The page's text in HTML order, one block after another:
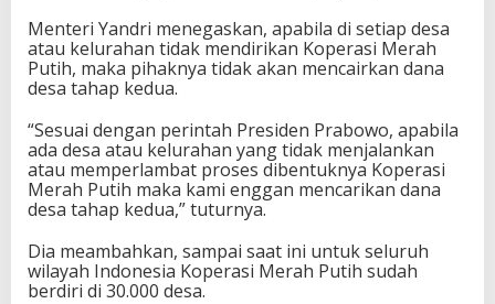
Menteri Yandri menegaskan, apabila di setiap desa
atau kelurahan tidak mendirikan Koperasi Merah
Putih, maka pihaknya tidak akan mencairkan dana
desa tahap kedua.
“Sesuai dengan perintah Presiden Prabowo, apabila
ada desa atau kelurahan yang tidak menjalankan
atau memperlambat proses dibentuknya Koperasi
Merah Putih maka kami enggan mencarikan dana
desa tahap kedua,” tuturnya.
Dia meambahkan, sampai saat ini untuk seluruh
wilayah Indonesia Koperasi Merah Putih sudah
berdiri di 30.000 desa.